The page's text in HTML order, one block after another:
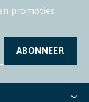
promoties
ABONNEER